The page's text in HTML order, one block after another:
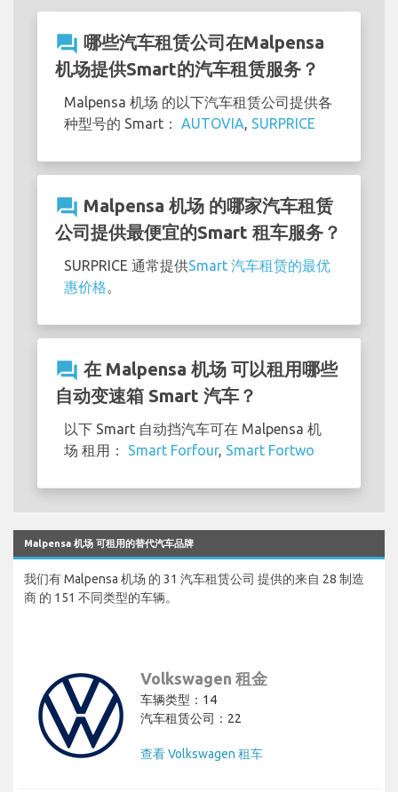
question_answer 哪些汽车租赁公司在Malpensa
机场提供Smart的汽车租赁服务？
Malpensa 机场 的以下汽车租赁公司提供各
种型号的 Smart： AUTOVIA, SURPRICE
question_answer Malpensa 机场 的哪家汽车租赁
公司提供最便宜的Smart 租车服务？
SURPRICE 通常提供Smart 汽车租赁的最优
惠价格。
question_answer 在 Malpensa 机场 可以租用哪些
自动变速箱 Smart 汽车？
以下 Smart 自动挡汽车可在 Malpensa 机
场 租用： Smart Forfour, Smart Fortwo
Malpensa 机场 可租用的替代汽车品牌
我们有 Malpensa 机场 的 31 汽车租赁公司 提供的来自 28 制造
商 的 151 不同类型的车辆。
Volkswagen 租金
车辆类型：14
汽车租赁公司：22
查看 Volkswagen 租车